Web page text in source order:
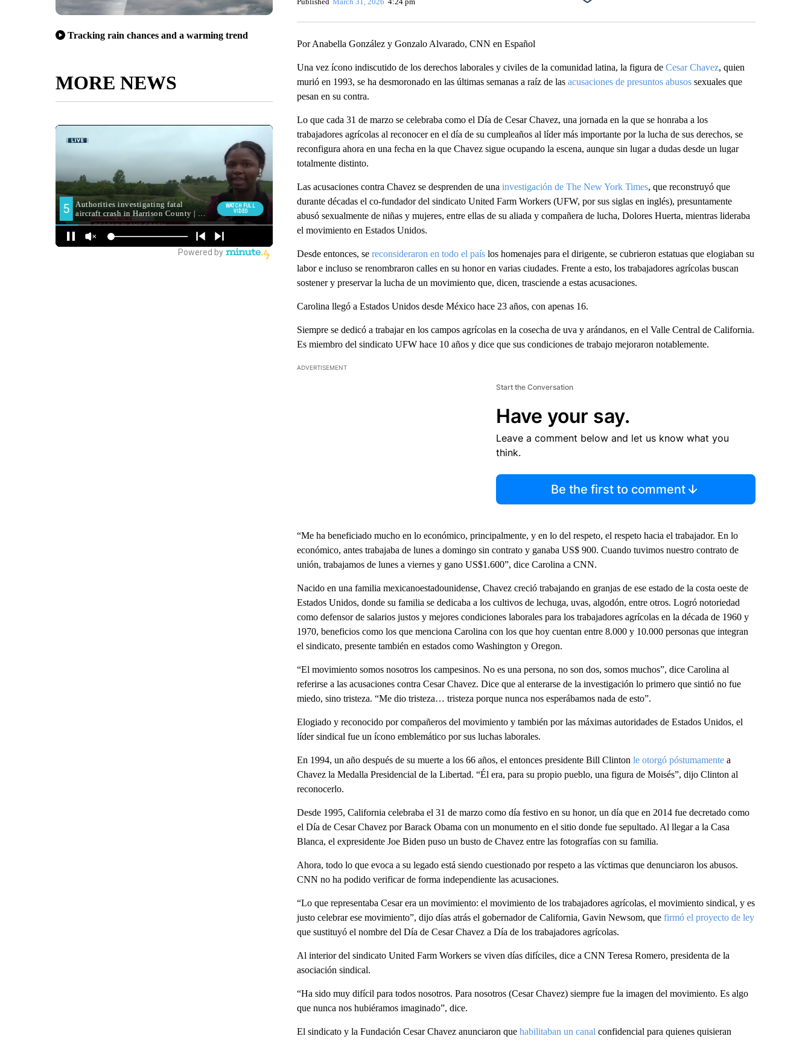
Tracking rain chances and a warming trend
MORE NEWS
Por Anabella González y Gonzalo Alvarado, CNN en Español
Una vez ícono indiscutido de los derechos laborales y civiles de la comunidad latina, la figura de Cesar Chavez, quien
murió en 1993, se ha desmoronado en las últimas semanas a raíz de las acusaciones de presuntos abusossexuales que
pesan en su contra.
Lo que cada 31 de marzo se celebraba como el Día de Cesar Chavez, una jornada en la que se honraba a los
trabajadores agrícolas al reconocer en el día de su cumpleaños al líder más importante por la lucha de sus derechos, se
reconfigura ahora en una fecha en la que Chavez sigue ocupando la escena, aunque sin lugar a dudas desde un lugar
totalmente distinto.
Las acusaciones contra Chavez se desprenden de una investigación de The New York Times, que reconstruyó que
durante décadas el co-fundador del sindicato United Farm Workers (UFW, por sus siglas en inglés), presuntamente
abusó sexualmente de niñas y mujeres, entre ellas de su aliada y compañera de lucha, Dolores Huerta, mientras lideraba
el movimiento en Estados Unidos.
Desde entonces, se reconsideraron en todo el paíslos homenajes para el dirigente, se cubrieron estatuas que elogiaban su
labor e incluso se renombraron calles en su honor en varias ciudades. Frente a esto, los trabajadores agrícolas buscan
sostener y preservar la lucha de un movimiento que, dicen, trasciende a estas acusaciones.
Carolina llegó a Estados Unidos desde México hace 23 años, con apenas 16.
Siempre se dedicó a trabajar en los campos agrícolas en la cosecha de uva y arándanos, en el Valle Central de California.
Es miembro del sindicato UFW hace 10 años y dice que sus condiciones de trabajo mejoraron notablemente.
ADVERTISEMENT
Start the Conversation
Have your say.
Leave a comment below and let us know what you
think.
Be the first to comment
“Me ha beneficiado mucho en lo económico, principalmente, y en lo del respeto, el respeto hacia el trabajador. En lo
económico, antes trabajaba de lunes a domingo sin contrato y ganaba US$ 900. Cuando tuvimos nuestro contrato de
unión, trabajamos de lunes a viernes y gano US$1.600”, dice Carolina a CNN.
Nacido en una familia mexicanoestadounidense, Chavez creció trabajando en granjas de ese estado de la costa oeste de
Estados Unidos, donde su familia se dedicaba a los cultivos de lechuga, uvas, algodón, entre otros. Logró notoriedad
como defensor de salarios justos y mejores condiciones laborales para los trabajadores agrícolas en la década de 1960 y
1970, beneficios como los que menciona Carolina con los que hoy cuentan entre 8.000 y 10.000 personas que integran
el sindicato, presente también en estados como Washington y Oregon.
“El movimiento somos nosotros los campesinos. No es una persona, no son dos, somos muchos”, dice Carolina al
referirse a las acusaciones contra Cesar Chavez. Dice que al enterarse de la investigación lo primero que sintió no fue
miedo, sino tristeza. “Me dio tristeza… tristeza porque nunca nos esperábamos nada de esto”.
Elogiado y reconocido por compañeros del movimiento y también por las máximas autoridades de Estados Unidos, el
líder sindical fue un ícono emblemático por sus luchas laborales.
En 1994, un año después de su muerte a los 66 años, el entonces presidente Bill Clinton le otorgó póstumamentea
Chavez la Medalla Presidencial de la Libertad. “Él era, para su propio pueblo, una figura de Moisés”, dijo Clinton al
reconocerlo.
Desde 1995, California celebraba el 31 de marzo como día festivo en su honor, un día que en 2014 fue decretado como
el Día de Cesar Chavez por Barack Obama con un monumento en el sitio donde fue sepultado. Al llegar a la Casa
Blanca, el expresidente Joe Biden puso un busto de Chavez entre las fotografías con su familia.
Ahora, todo lo que evoca a su legado está siendo cuestionado por respeto a las víctimas que denunciaron los abusos.
CNN no ha podido verificar de forma independiente las acusaciones.
“Lo que representaba Cesar era un movimiento: el movimiento de los trabajadores agrícolas, el movimiento sindical, y es
justo celebrar ese movimiento”, dijo días atrás el gobernador de California, Gavin Newsom, que firmó el proyecto de ley
que sustituyó el nombre del Día de Cesar Chavez a Día de los trabajadores agrícolas.
Al interior del sindicato United Farm Workers se viven días difíciles, dice a CNN Teresa Romero, presidenta de la
asociación sindical.
“Ha sido muy difícil para todos nosotros. Para nosotros (Cesar Chavez) siempre fue la imagen del movimiento. Es algo
que nunca nos hubiéramos imaginado”, dice.
El sindicato y la Fundación Cesar Chavez anunciaron que habilitaban un canal confidencial para quienes quisieran